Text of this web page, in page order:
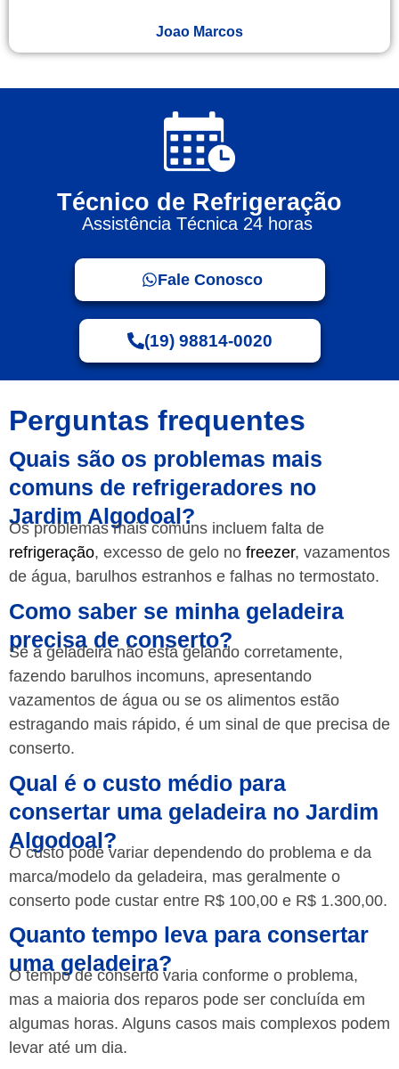
Joao Marcos
Técnico de Refrigeração
Assistência Técnica 24 horas
Fale Conosco
(19) 98814-0020
Perguntas frequentes
Quais são os problemas mais
comuns de refrigeradores no
Jardim Algodoal?
Os problemas mais comuns incluem falta de
refrigeração, excesso de gelo no freezer, vazamentos
de água, barulhos estranhos e falhas no termostato.
Como saber se minha geladeira
precisa de conserto?
Se a geladeira não está gelando corretamente,
fazendo barulhos incomuns, apresentando
vazamentos de água ou se os alimentos estão
estragando mais rápido, é um sinal de que precisa de
conserto.
Qual é o custo médio para
consertar uma geladeira no Jardim
Algodoal?
O custo pode variar dependendo do problema e da
marca/modelo da geladeira, mas geralmente o
conserto pode custar entre R$ 100,00 e R$ 1.300,00.
Quanto tempo leva para consertar
uma geladeira?
O tempo de conserto varia conforme o problema,
mas a maioria dos reparos pode ser concluída em
algumas horas. Alguns casos mais complexos podem
levar até um dia.